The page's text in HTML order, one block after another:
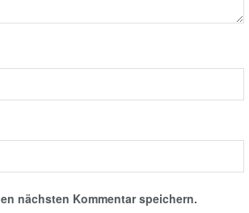
nächsten Kommentar speichern.